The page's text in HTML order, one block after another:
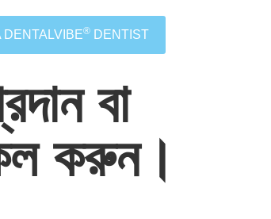
DENTALVIBE®DENTIST
বা
করুন।